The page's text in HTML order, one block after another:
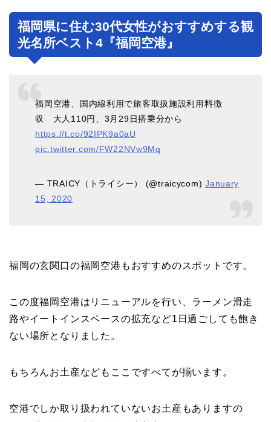
福岡県に住む30代女性がおすすめする観
光名所ベスト4『福岡空港』
福岡空港、国内線利用で旅客取扱施設利用料徴
収 大人110円、3月29日搭乗分から
https://t.co/92IPK9a0aU
pic.twitter.com/FW22NVw9Mq
— TRAICY（トライシー） (@traicycom)January
15, 2020
福岡の玄関口の福岡空港もおすすめのスポットです。
この度福岡空港はリニューアルを行い、ラーメン滑走
路やイートインスペースの拡充など1日過ごしても飽き
ない場所となりました。
もちろんお土産などもここですべてが揃います。
空港でしか取り扱われていないお土産もありますの